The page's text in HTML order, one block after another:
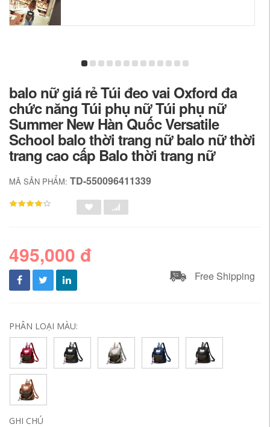
balo nữ giá rẻ Túi đeo vai Oxford đa
chức năng Túi phụ nữ Túi phụ nữ
Summer New Hàn Quốc Versatile
School balo thời trang nữ balo nữ thời
trang cao cấp Balo thời trang nữ
MÃ SẢN PHẨM: TD-550096411339
495,000 đ
Free Shipping
PHÂN LOẠI MÀU:
GHI CHÚ